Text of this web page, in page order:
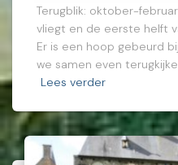
Terugblik: oktober-
vliegt en de eerste helft
Er is een hoop gebeurd
we samen even
Lees verder